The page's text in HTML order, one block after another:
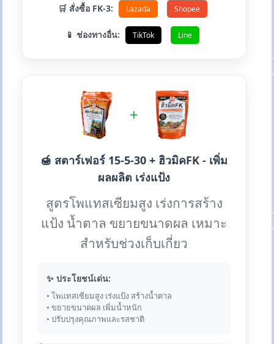
🛒 สั่งซื้อ FK-3: Lazada Shopee
📱 ช่องทางอื่น: TikTok Line
+
🍯 สตาร์เฟอร์ 15-5-30 + ฮิวมิคFK - เพิ่ม
ผลผลิต เร่งแป้ง
สูตรโพแทสเซียมสูง เร่งการสร้าง
แป้ง น้ำตาล ขยายขนาดผล เหมาะ
สำหรับช่วงเก็บเกี่ยว
✨ ประโยชน์เด่น:
• โพแทสเซียมสูง เร่งแป้ง สร้างน้ำตาล
• ขยายขนาดผล เพิ่มน้ำหนัก
• ปรับปรุงคุณภาพและรสชาติ